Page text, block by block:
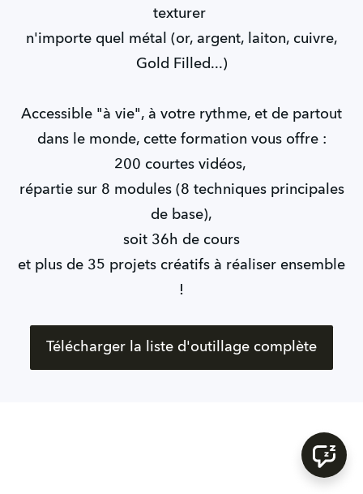
texturer
n'importe quel métal (or, argent, laiton, cuivre,
Gold Filled...)
Accessible "à vie", à votre rythme, et de partout
dans le monde, cette formation vous offre :
200 courtes vidéos,
répartie sur 8 modules (8 techniques principales
de base),
soit 36h de cours
et plus de 35 projets créatifs à réaliser ensemble
!
Télécharger la liste d'outillage complète